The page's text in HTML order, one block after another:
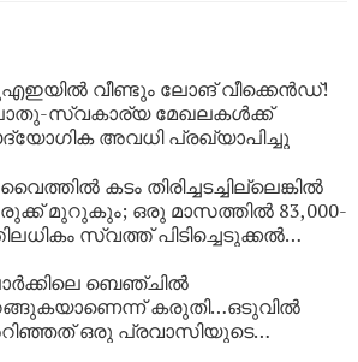
വീണ്ടും ലോങ് വീക്കെൻഡ്!
സ്വകാര്യ മേഖലകൾക്ക്
അവധി പ്രഖ്യാപിച്ചു
കടം തിരിച്ചടച്ചില്ലെങ്കിൽ
മുറുകും; ഒരു മാസത്തിൽ 83,000-
സ്വത്ത് പിടിച്ചെടുക്കൽ
ബെഞ്ചിൽ
കരുതി…ഒടുവിൽ
ഒരു പ്രവാസിയുടെ